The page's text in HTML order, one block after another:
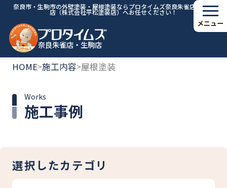
奈良市・生駒市の外壁塗装・屋根塗装ならプロタイムズ奈良朱雀店・生駒
店（株式会社平松塗装店）へお任せください！
奈良朱雀店・生駒店
メニュー
HOME>施工内容>屋根塗装
施工事例
Works
選択したカテゴリ